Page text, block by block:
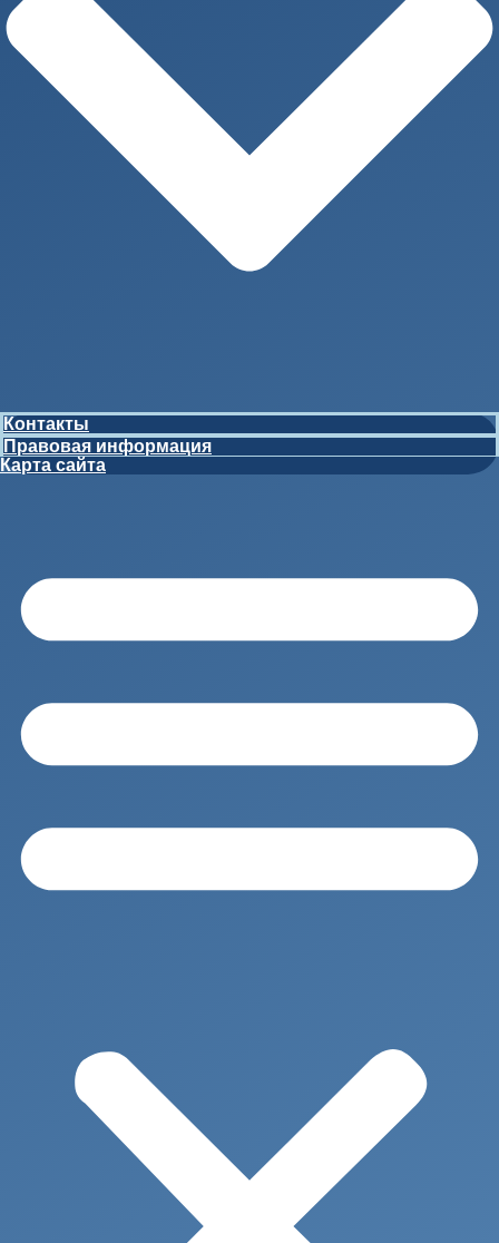
Контакты
Правовая информация
Карта сайта